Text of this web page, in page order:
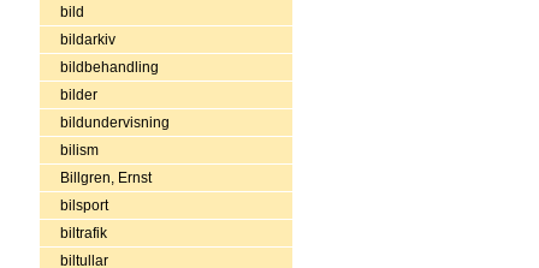
bild
bildarkiv
bildbehandling
bilder
bildundervisning
bilism
Billgren, Ernst
bilsport
biltrafik
biltullar